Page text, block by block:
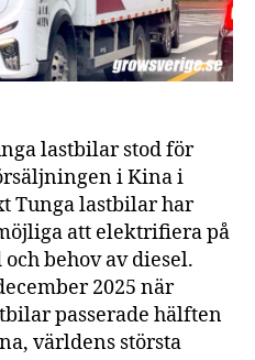
lastbilar stod för
i Kina i
Tunga lastbilar har
att elektrifiera på
behov av diesel.
2025 när
passerade hälften
världens största